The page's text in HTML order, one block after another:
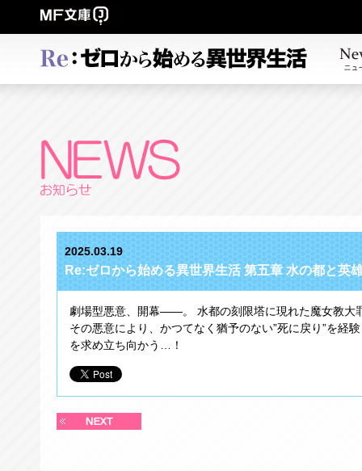
2025.03.19
Re:ゼロから始める異世界生活 第五章 水の都と英
劇場型悪意、開幕――。 水都の刻限塔に現れた魔女教大
その悪意により、かつてなく猶予のない”死に戻り”を経
を求め立ち向かう…！